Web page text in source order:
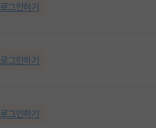
로그인하기
로그인하기
로그인하기